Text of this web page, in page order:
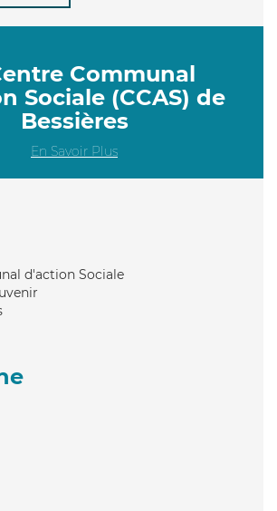
Communal
Sociale (CCAS) de
Bessières
En Savoir Plus
d'action Sociale